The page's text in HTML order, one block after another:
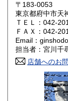
大阪府
奈良県
鳥取県
〒183-0053
東京都府中市天
ＴＥＬ：042-
ＦＡＸ：042-
Email：
担当者：宮川千
店舗へのお